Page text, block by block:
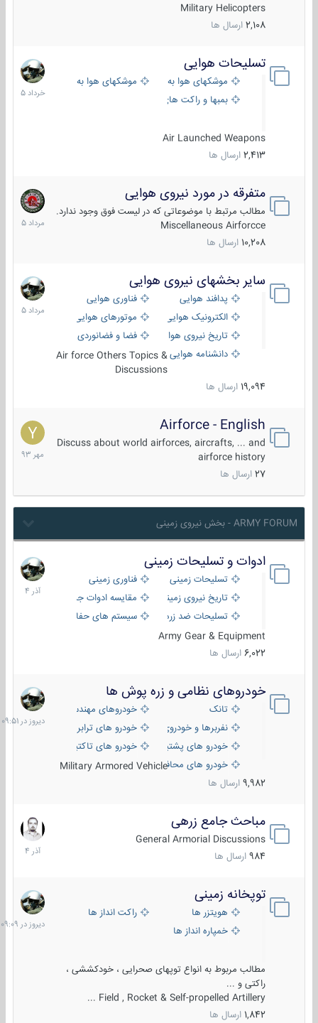
Military Helicopters
2,108 ارسال ها
تسلیحات هوایی
موشکهای هوا به هوا
موشکهای هوا به سطح
بمبها و راکت های هوایی
Air Launched Weapons
2,413 ارسال ها
30
خرداد
1405
متفرقه در مورد نیروی هوایی
مطالب مرتبط با موضوعاتی که در لیست فوق وجود ندارد.
Miscellaneous Airforcce
10,208 ارسال ها
7
مرداد
1405
سایر بخشهای نیروی هوایی
پدافند هوایی
فناوری هوایی
الکترونیک هوایی
موتورهای هوایی
تاریخ نیروی هوایی
فضا و فضانوردی
دانشنامه هواییAir force Others Topics &
Discussions
19,094 ارسال ها
2
مرداد
1405
Airforce - English
Discuss about world airforces, aircrafts, ... and
airforce history
27 ارسال ها
15
مهر
1393
ARMY FORUM - بخش نیروی زمینی
ادوات و تسلیحات زمینی
تسلیحات زمینی
فناوری زمینی
تاریخ نیروی زمینی
مقایسه ادوات جنگی
تسلیحات ضد زره
سیستم های حفاظت فعال
Army Gear & Equipment
6,022 ارسال ها
21
آذر
1404
خودروهای نظامی و زره پوش ها
تانک
خودروهای مهندسی
نفربرها و خودروی های رزمی پیاده نظام
خودرو های ترابری نظامی
خودرو های پشتیبانی آتش ، شناسایی و ضد تانک
خودرو های تاکتیکی نظامی
خودرو های محافظت شدهMilitary Armored Vehicle
9,982 ارسال ها
دیروز
در
09:51
مباحث جامع زرهی
General Armorial Discussions
984 ارسال ها
7
آذر
1404
توپخانه زمینی
هویتزر ها
راکت انداز ها
خمپاره انداز ها
مطالب مربوط به انواع توپهای صحرایی ، خودکششی ،
راکتی و ...
Field , Rocket & Self-propelled Artillery ...
1,842 ارسال ها
دیروز
در
09:09